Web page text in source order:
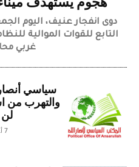
هجوم يستهدف
دوى انفجار عنيف، اليوم
التابع للقوات الموالية
غربي
سياسي أنصار
والتهرب من
لن
7 أغسطس، 2026